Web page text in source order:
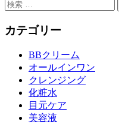
稿
ナ
の
事
検
対
カテゴリー
BBクリーム
オールインワン
クレンジング
化粧水
目元ケア
美容液